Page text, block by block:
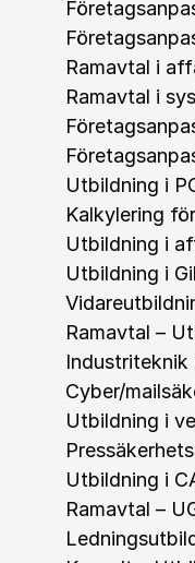
Ramavtal i
Ramavtal i
Utbildning i
Kalkylering
Utbildning i
Utbildning i
Ramavtal –
Industriteknik
Cyber/
Utbildning i
Utbildning i
Ramavtal –